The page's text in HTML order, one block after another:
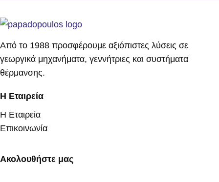
Από το 1988 προσφέρουμε αξιόπιστες λύσεις σε
γεωργικά μηχανήματα, γεννήτριες και συστήματα
θέρμανσης.
Η Εταιρεία
Η Εταιρεία
Επικοινωνία
Ακολουθήστε μας